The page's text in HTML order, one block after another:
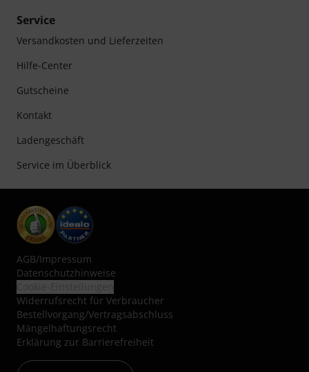
Service
Versandkosten und Lieferzeiten
Hilfe-Center
Gutscheine
Kontakt
Ladengeschäft
Service im Überblick
AGB/Impressum
Datenschutzhinweise
Widerrufsrecht für Verbraucher
Bestellvorgang/Vertragsabschluss
Mängelhaftungsrecht
Erklärung zur Barrierefreiheit